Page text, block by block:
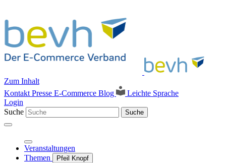
Zum Inhalt
Kontakt Presse E-Commerce Blog
Leichte Sprache
Login
Suche
Suche
Veranstaltungen
Themen
Pfeil Knopf